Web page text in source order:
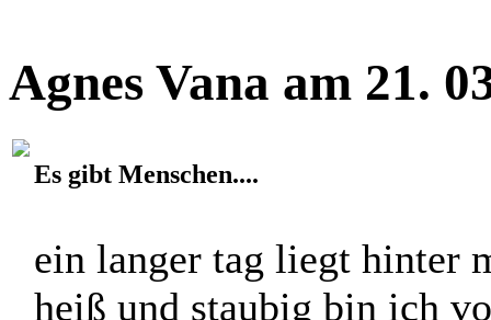
Agnes Vana am 21.
Es gibt Menschen....
ein langer tag liegt hinter
heiß und staubig bin ich